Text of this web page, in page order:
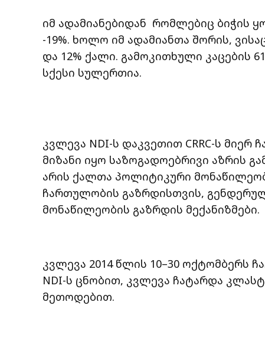
იმ ადამიანებიდან რომლებიც ბიჭის
-19%. ხოლო იმ ადამიანთა შორის,
და 12% ქალი. გამოკითხული კაცების
სქესი სულერთია.
კვლევა NDI-ს დაკვეთით CRRC-ს მიერ
მიზანი იყო საზოგადოებრივი აზრის
არის ქალთა პოლიტიკური
ჩართულობის გაზრდისთვის,
მონაწილეობის გაზრდის მექანიზმები.
კვლევა 2014 წლის 10–30 ოქტომბერს
NDI-ს ცნობით, კვლევა ჩატარდა
მეთოდებით.